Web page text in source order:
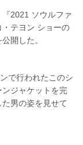
2021 ソウルファ
テヨン ショーの
開した。
で行われたこのシ
ジャケットを完
男の姿を見せて